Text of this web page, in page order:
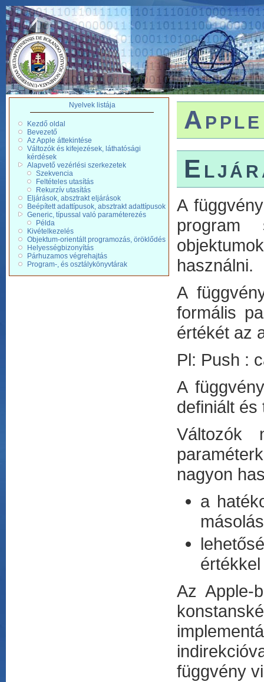
Nyelvek listája
Kezdő oldal
Bevezető
Az Apple áttekintése
Változók és kifejezések, láthatósági
kérdések
Alapvető vezérlési szerkezetek
Szekvencia
Feltételes utasítás
Rekurzív utasítás
Eljárások, absztrakt eljárások
Beépített adattípusok, absztrakt adattípusok
Generic, típussal való paraméterezés
Példa
Kivételkezelés
Objektum-orientált programozás, öröklődés
Helyességbizonyítás
Párhuzamos végrehajtás
Program-, és osztálykönyvtárak
Apple
A
program
használni.
A
formális
értékét az
Pl: Push :
A
definiált és
Változók
nagyon
a
Az Apple-
függvény